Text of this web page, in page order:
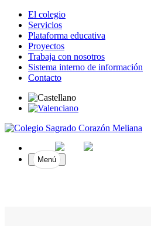
El colegio
Servicios
Plataforma educativa
Proyectos
Trabaja con nosotros
Sistema interno de información
Contacto
Menú